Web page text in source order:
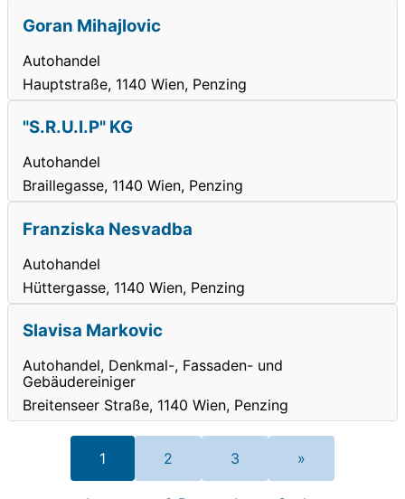
Goran Mihajlovic
Autohandel
Hauptstraße, 1140 Wien, Penzing
"S.R.U.I.P" KG
Autohandel
Braillegasse, 1140 Wien, Penzing
Franziska Nesvadba
Autohandel
Hüttergasse, 1140 Wien, Penzing
Slavisa Markovic
Autohandel, Denkmal-, Fassaden- und
Gebäudereiniger
Breitenseer Straße, 1140 Wien, Penzing
1 2 3 »